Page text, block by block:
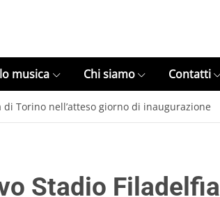
musica Chi siamo Contatti
Torino nell’atteso giorno di inaugurazione
Stadio Filadelfia